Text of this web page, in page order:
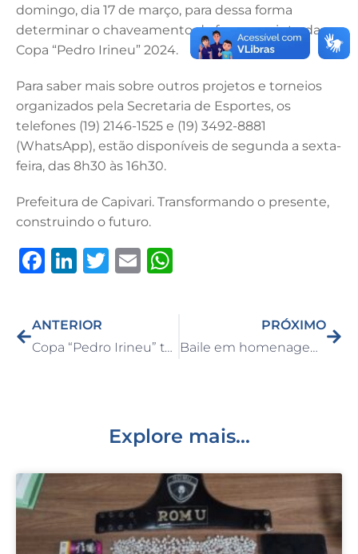
domingo, dia 17 de março, para dessa forma
determinar o chaveamento da fase seguinte da
Copa “Pedro Irineu” 2024.
Para saber mais sobre outros projetos e torneios
organizados pela Secretaria de Esportes, os
telefones (19) 2146-1525 e (19) 3492-8881
(WhatsApp), estão disponíveis de segunda a sexta-
feira, das 8h30 às 16h30.
Prefeitura de Capivari. Transformando o presente,
construindo o futuro.
F
c
e
b
Li
k
e
T
te
E
l
s
ANTERIOR
Copa “Pedro Irineu” tem início neste domingo com dois jogos no Estádio Fernando de Marco
PRÓXIMO
Baile em homenagem ao Dia Internacional da Mulher reuniu cerca de 300 pessoas no Ginásio “Ronaldão”
Explore mais...